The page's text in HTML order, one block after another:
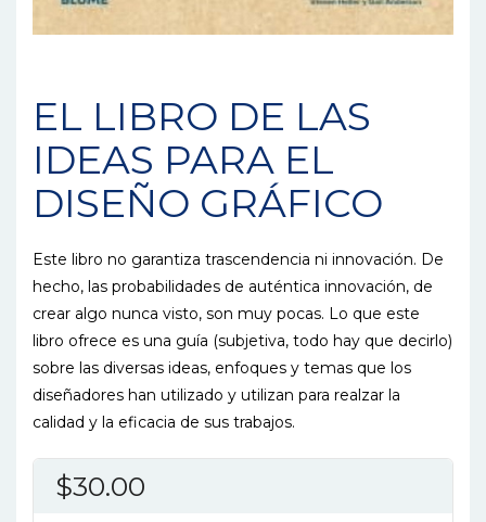
EL LIBRO DE LAS
IDEAS PARA EL
DISEÑO GRÁFICO
Este libro no garantiza trascendencia ni innovación. De
hecho, las probabilidades de auténtica innovación, de
crear algo nunca visto, son muy pocas. Lo que este
libro ofrece es una guía (subjetiva, todo hay que decirlo)
sobre las diversas ideas, enfoques y temas que los
diseñadores han utilizado y utilizan para realzar la
calidad y la eficacia de sus trabajos.
$30.00